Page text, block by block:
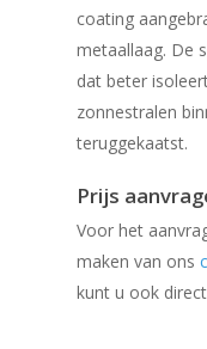
coating
metaallaag. De
dat beter
zonnestralen
teruggekaatst.
Prijs
Voor het
maken van ons
kunt u ook